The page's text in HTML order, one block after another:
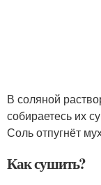
В соляной
собираетесь их
Соль отпугнёт
Как сушить?